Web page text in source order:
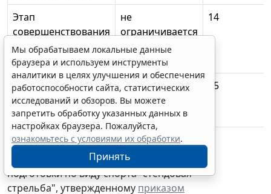
Этап
совершенствования
спортивного
мастерства
не
ограничивается
14
Этап высшего
спортивного
мастерства
не
ограничивается
15
Приложение № 2
федеральному стандарту
подготовки по виду спорта "стендовая
стрельба", утвержденному приказом
Мы обрабатываем локальные данные
браузера и используем инструменты
аналитики в целях улучшения и обеспечения
работоспособности сайта, статистических
исследований и обзоров. Вы можете
запретить обработку указанных данных в
настройках браузера. Пожалуйста,
ознакомьтесь с условиями их обработки.
Принять